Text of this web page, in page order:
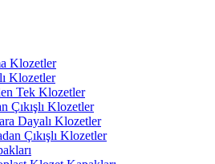
Klozetler
Klozetler
Tek Klozetler
Çıkışlı Klozetler
Dayalı Klozetler
Çıkışlı Klozetler